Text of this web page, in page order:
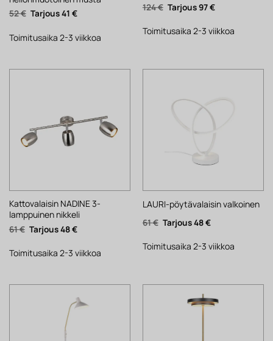
52€ Alkuperäinen
hinta
52 €.
41 €Nykyinen
41 €.
Toimitusaika 2-3 viikkoa
124€ Alkuperäinen
hinta
124 €.
97€Nykyinen
97 €.
Toimitusaika 2-3 viikkoa
Kattovalaisin NADINE 3-
lamppuinen nikkeli
61€ Alkuperäinen
hinta
61 €.
48€Nykyinen
48 €.
Toimitusaika 2-3 viikkoa
LAURI-pöytävalaisin valkoinen
61€ Alkuperäinen
hinta
61 €.
48€Nykyinen
48 €.
Toimitusaika 2-3 viikkoa